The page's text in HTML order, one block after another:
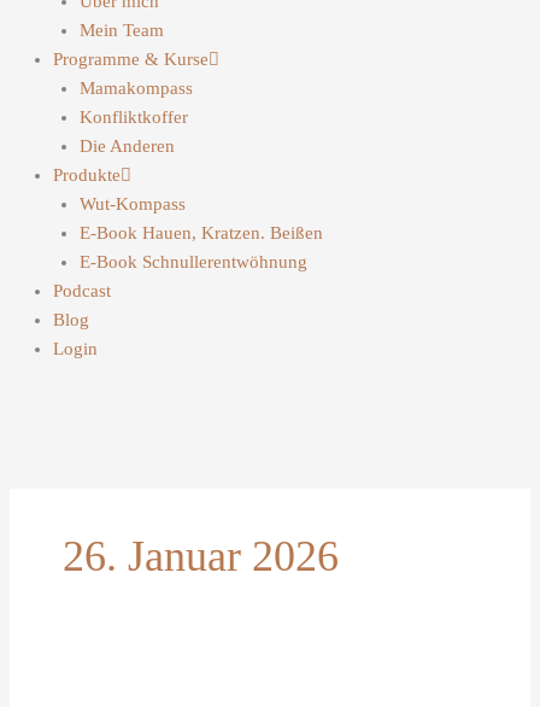
Mein Team
Programme & Kurse
Mamakompass
Konfliktkoffer
Die Anderen
Produkte
Wut-Kompass
E-Book Hauen, Kratzen. Beißen
E-Book Schnullerentwöhnung
Podcast
Blog
Login
26. Januar 2026